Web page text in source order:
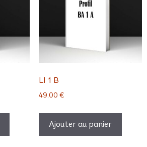
LI 1 B
49,00 €
Ajouter au panier